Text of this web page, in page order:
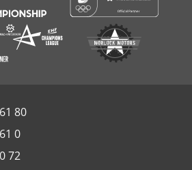
80
0
72